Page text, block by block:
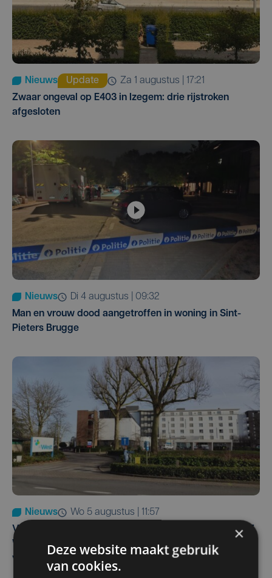
Nieuws Update
za 1 augustus | 17:21
Zwaar ongeval op E403 in Izegem: drie rijstroken
afgesloten
Nieuws
di 4 augustus | 09:32
Man en vrouw dood aangetroffen in woning in Sint-
Pieters Brugge
Nieuws
wo 5 augustus | 11:57
Vier Oostendse gynaecologen versterken dienst in AZ
West, dat ook een nieuwe voltijdse gynaecoloog
verwelkomt
×
Deze website maakt gebruik
van cookies.